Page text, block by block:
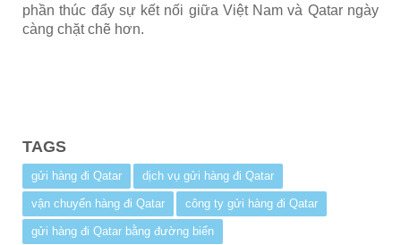
phần thúc đẩy sự kết nối giữa Việt Nam và Qatar ngày
càng chặt chẽ hơn.
TAGS
gửi hàng đi Qatar dịch vụ gửi hàng đi Qatar
vận chuyển hàng đi Qatar công ty gửi hàng đi Qatar
gửi hàng đi Qatar bằng đường biển